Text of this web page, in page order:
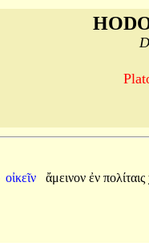
οἰκεῖν ἄμεινον ἐν πολίταις